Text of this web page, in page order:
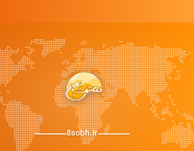
8sobh.ir